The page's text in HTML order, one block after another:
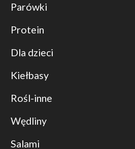
Parówki
Protein
Dla dzieci
Kiełbasy
Rośl-inne
Wędliny
Salami